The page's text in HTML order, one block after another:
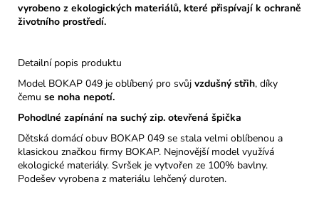
vyrobeno z ekologických materiálů, které přispívají k ochraně
životního prostředí.
Detailní popis produktu
Model BOKAP 049 je oblíbený pro svůj vzdušný střih, díky
čemu se noha nepotí.
Pohodlné zapínání na suchý zip. otevřená špička
Dětská domácí obuv BOKAP 049 se stala velmi oblíbenou a
klasickou značkou firmy BOKAP. Nejnovější model využívá
ekologické materiály. Svršek je vytvořen ze 100% bavlny.
Podešev vyrobena z materiálu lehčený duroten.